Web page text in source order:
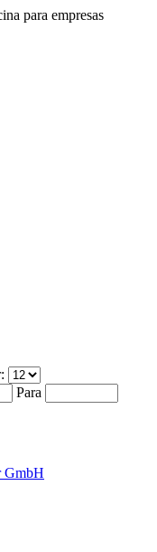
para empresas
Para
GmbH